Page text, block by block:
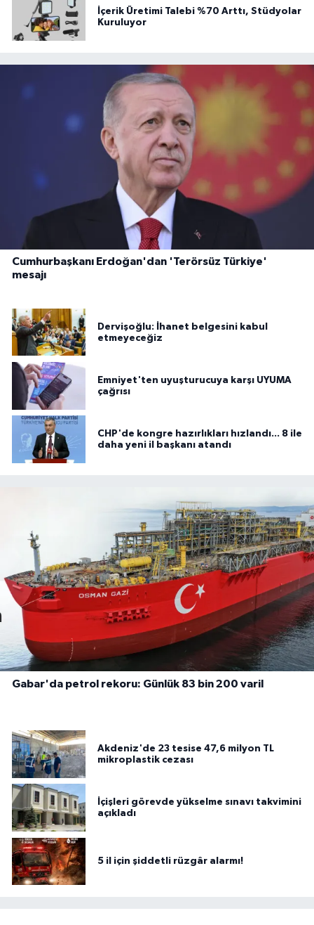
İçerik Üretimi Talebi %70 Arttı, Stüdyolar
Kuruluyor
Cumhurbaşkanı Erdoğan'dan 'Terörsüz Türkiye'
mesajı
Dervişoğlu: İhanet belgesini kabul
etmeyeceğiz
Emniyet'ten uyuşturucuya karşı UYUMA
çağrısı
CHP'de kongre hazırlıkları hızlandı... 8 ile
daha yeni il başkanı atandı
Gabar'da petrol rekoru: Günlük 83 bin 200 varil
Akdeniz'de 23 tesise 47,6 milyon TL
mikroplastik cezası
İçişleri görevde yükselme sınavı takvimini
açıkladı
5 il için şiddetli rüzgâr alarmı!